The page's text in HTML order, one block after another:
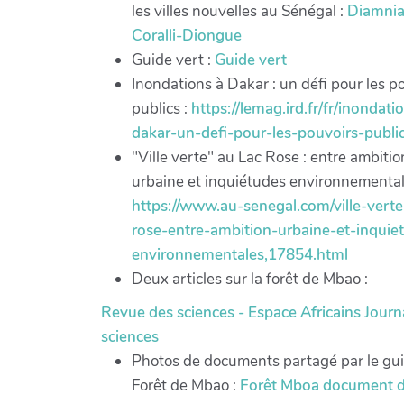
les villes nouvelles au Sénégal :
Coralli-Diongue
Guide vert : Guide vert
Inondations à Dakar : un défi pour les
publics : https://lemag.ird.fr/fr/
dakar-un-defi-pour-les-pouvoirs-
"Ville verte" au Lac Rose : entre
urbaine et inquiétudes
https://www.au-senegal.com/ville-
rose-entre-ambition-urbaine-et-
environnementales,17854.html
Deux articles sur la forêt de Mbao :
Revue des sciences - Espace Africains
sciences
Photos de documents partagé par le
Forêt de Mbao : Forêt Mboa document